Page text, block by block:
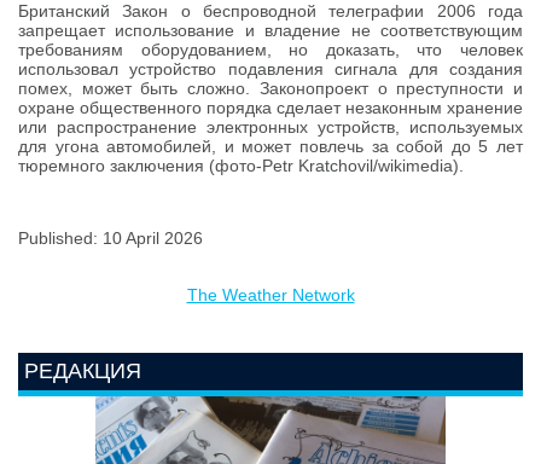
Британский Закон о беспроводной телеграфии 2006 года
запрещает использование и владение не соответствующим
требованиям оборудованием, но доказать, что человек
использовал устройство подавления сигнала для создания
помех, может быть сложно. Законопроект о преступности и
охране общественного порядка сделает незаконным хранение
или распространение электронных устройств, используемых
для угона автомобилей, и может повлечь за собой до 5 лет
тюремного заключения (фото-Petr Kratchovil/wikimedia).
Published: 10 April 2026
The Weather Network
РЕДАКЦИЯ